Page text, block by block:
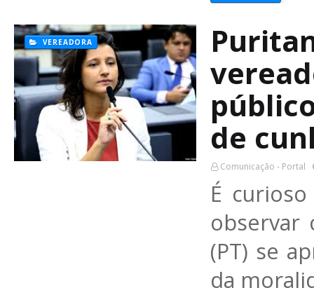
VEREADORA
de
Comunicação - Portal
É
observar
(PT) se
da